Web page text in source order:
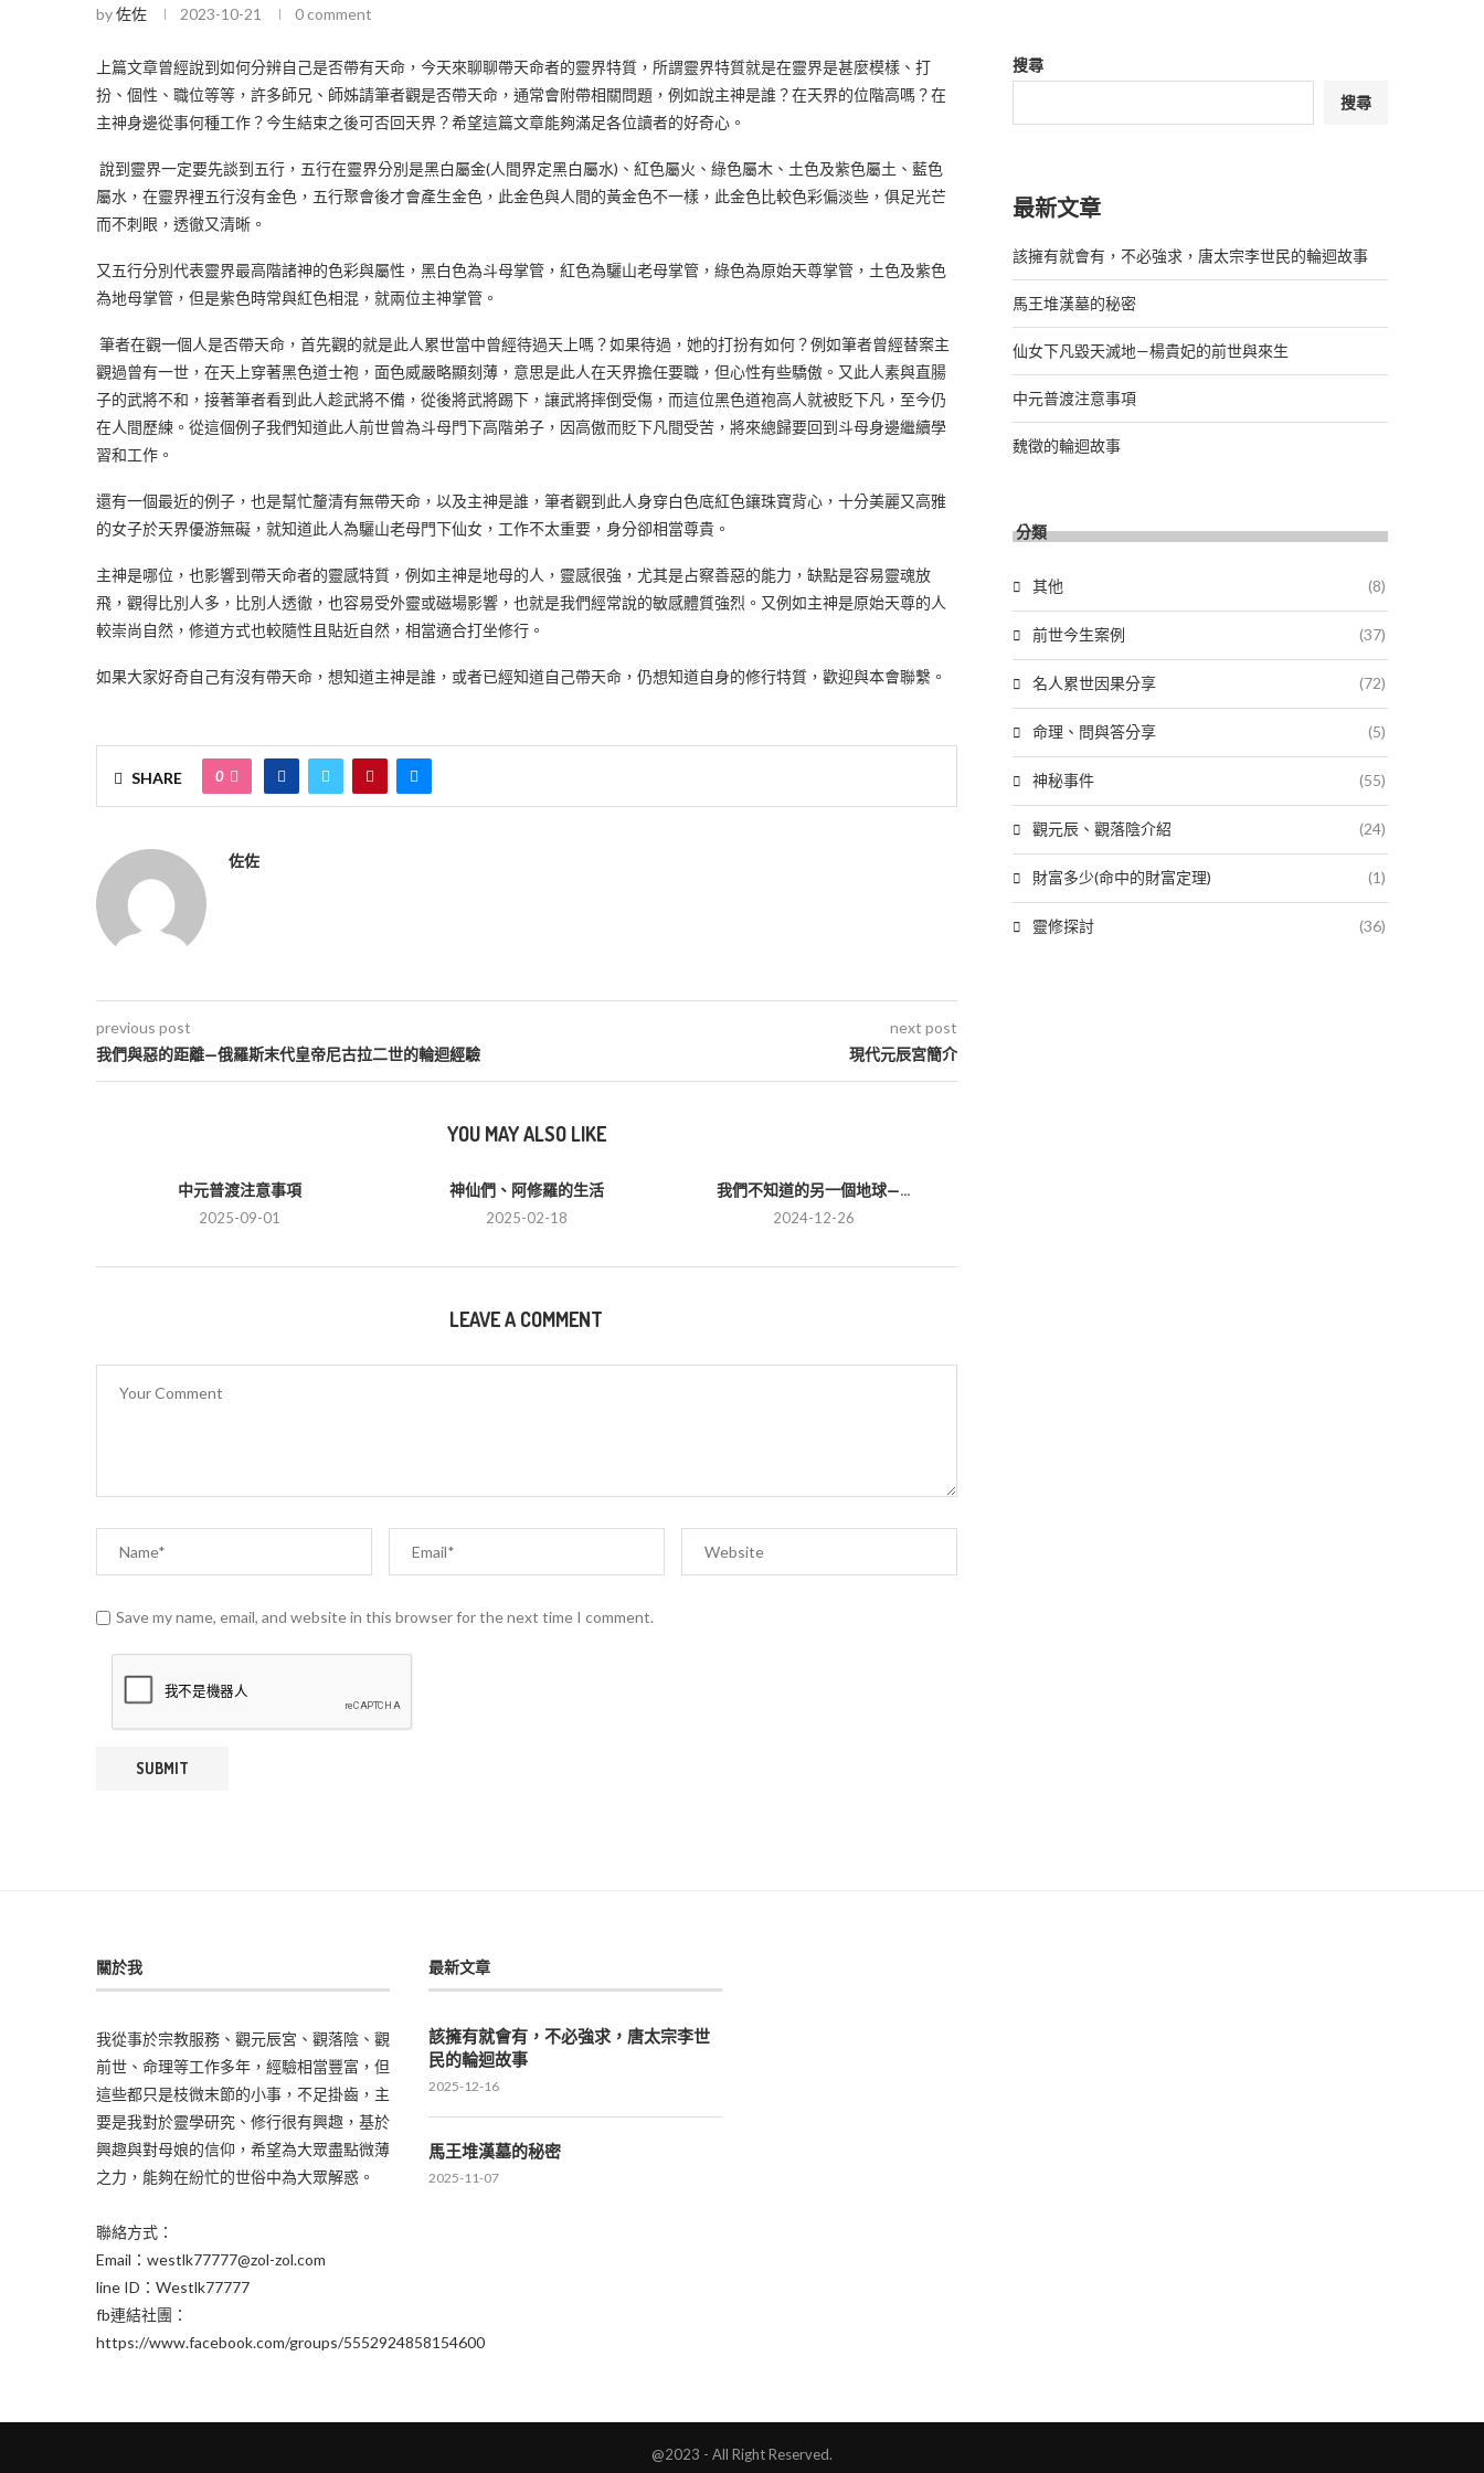
by佐佐 2023-10-21 0 comment
上篇文章曾經說到如何分辨自己是否帶有天命，今天來聊聊帶天命者的靈界特質，所謂靈界特質就是在靈界是甚麼模樣、打
扮、個性、職位等等，許多師兄、師姊請筆者觀是否帶天命，通常會附帶相關問題，例如說主神是誰？在天界的位階高嗎？在
主神身邊從事何種工作？今生結束之後可否回天界？希望這篇文章能夠滿足各位讀者的好奇心。
說到靈界一定要先談到五行，五行在靈界分別是黑白屬金(人間界定黑白屬水)、紅色屬火、綠色屬木、土色及紫色屬土、藍色
屬水，在靈界裡五行沒有金色，五行聚會後才會產生金色，此金色與人間的黃金色不一樣，此金色比較色彩偏淡些，俱足光芒
而不刺眼，透徹又清晰。
又五行分別代表靈界最高階諸神的色彩與屬性，黑白色為斗母掌管，紅色為驪山老母掌管，綠色為原始天尊掌管，土色及紫色
為地母掌管，但是紫色時常與紅色相混，就兩位主神掌管。
筆者在觀一個人是否帶天命，首先觀的就是此人累世當中曾經待過天上嗎？如果待過，她的打扮有如何？例如筆者曾經替案主
觀過曾有一世，在天上穿著黑色道士袍，面色威嚴略顯刻薄，意思是此人在天界擔任要職，但心性有些驕傲。又此人素與直腸
子的武將不和，接著筆者看到此人趁武將不備，從後將武將踢下，讓武將摔倒受傷，而這位黑色道袍高人就被貶下凡，至今仍
在人間歷練。從這個例子我們知道此人前世曾為斗母門下高階弟子，因高傲而貶下凡間受苦，將來總歸要回到斗母身邊繼續學
習和工作。
還有一個最近的例子，也是幫忙釐清有無帶天命，以及主神是誰，筆者觀到此人身穿白色底紅色鑲珠寶背心，十分美麗又高雅
的女子於天界優游無礙，就知道此人為驪山老母門下仙女，工作不太重要，身分卻相當尊貴。
主神是哪位，也影響到帶天命者的靈感特質，例如主神是地母的人，靈感很強，尤其是占察善惡的能力，缺點是容易靈魂放
飛，觀得比別人多，比別人透徹，也容易受外靈或磁場影響，也就是我們經常說的敏感體質強烈。又例如主神是原始天尊的人
較崇尚自然，修道方式也較隨性且貼近自然，相當適合打坐修行。
如果大家好奇自己有沒有帶天命，想知道主神是誰，或者已經知道自己帶天命，仍想知道自身的修行特質，歡迎與本會聯繫。
SHARE 0
佐佐
previous post
我們與惡的距離—俄羅斯末代皇帝尼古拉二世的輪迴經驗
next post
現代元辰宮簡介
YOU MAY ALSO LIKE
中元普渡注意事項
2025-09-01
神仙們、阿修羅的生活
2025-02-18
我們不知道的另一個地球—...
2024-12-26
LEAVE A COMMENT
Save my name, email, and website in this browser for the next time I comment.
搜尋
搜尋
最新文章
該擁有就會有，不必強求，唐太宗李世民的輪迴故事
馬王堆漢墓的秘密
仙女下凡毀天滅地—楊貴妃的前世與來生
中元普渡注意事項
魏徵的輪迴故事
分類
其他 (8)
前世今生案例 (37)
名人累世因果分享 (72)
命理、問與答分享 (5)
神秘事件 (55)
觀元辰、觀落陰介紹 (24)
財富多少(命中的財富定理) (1)
靈修探討 (36)
關於我
我從事於宗教服務、觀元辰宮、觀落陰、觀
前世、命理等工作多年，經驗相當豐富，但
這些都只是枝微末節的小事，不足掛齒，主
要是我對於靈學研究、修行很有興趣，基於
興趣與對母娘的信仰，希望為大眾盡點微薄
之力，能夠在紛忙的世俗中為大眾解惑。
聯絡方式：
Email：westlk77777@zol-zol.com
line ID：Westlk77777
fb連結社團：
https://www.facebook.com/groups/5552924858154600
最新文章
該擁有就會有，不必強求，唐太宗李世
民的輪迴故事
2025-12-16
馬王堆漢墓的秘密
2025-11-07
@2023 - All Right Reserved.